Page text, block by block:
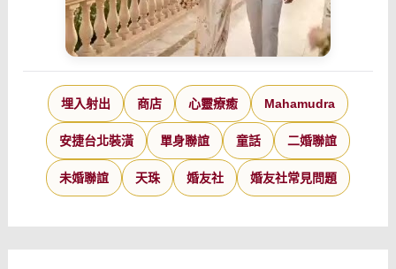
埋入射出 商店 心靈療癒 Mahamudra
安捷台北裝潢 單身聯誼 童話 二婚聯誼
未婚聯誼 天珠 婚友社 婚友社常見問題